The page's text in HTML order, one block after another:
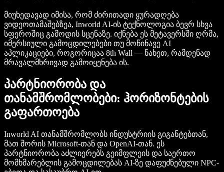
მიუხედავად იმისა, რომ ძირითადი ყურადღება
ვიდეოთამაშებზეა, Inworld AI-ის ტექნოლოგია ბევრ სხვა
სფეროშიც გამოდის სცენაზე. იქნება ეს მეტავერსში ღრმა,
იმერსიული გამოცდილებები თუ მოწინავე AI
აპლიკაციები, როგორიცაა 8th Wall — ნახეთ, რამდენად
მრავალმხრივად გამოიყენება ის.
პარტნიორობა და
თანამშრომლობები: ჰორიზონტების
გაფართოება
Inworld AI თანამშრომლობს ინდუსტრიის გიგანტებთან,
მათ შორის Microsoft-თან და OpenAI-თან. ეს
პარტნიორობა აძლიერებს გეიმფლეის და საერთო
მომხმარებლის გამოცდილებას AI-ზე დაფუძნებული NPC-